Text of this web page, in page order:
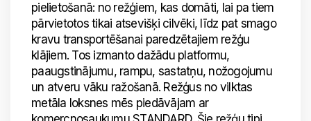
pielietošanā: no režģiem, kas domāti, lai pa tiem
pārvietotos tikai atsevišķi cilvēki, līdz pat smago
kravu transportēšanai paredzētajiem režģu
klājiem. Tos izmanto dažādu platformu,
paaugstinājumu, rampu, sastatņu, nožogojumu
un atveru vāku ražošanā. Režģus no vilktas
metāla loksnes mēs piedāvājam ar